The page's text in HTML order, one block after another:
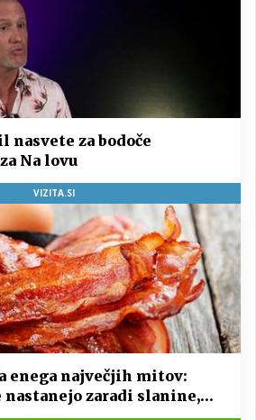
nasvete za bodoče
Na lovu
VIZITA.SI
enega največjih mitov:
nastanejo zaradi slanine,
ki ga imamo vsi radi